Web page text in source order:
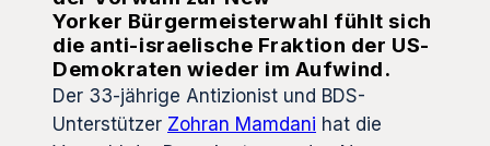
Yorker Bürgermeisterwahl fühlt sich
die anti-israelische Fraktion der US-
Demokraten wieder im Aufwind.
Der 33-jährige Antizionist und BDS-
Unterstützer Zohran Mamdani hat die